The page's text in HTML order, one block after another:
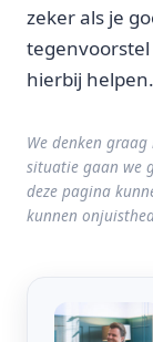
zeker als je
tegenvoorstel
hierbij helpen.
We denken
situatie gaan we
deze pagina
kunnen